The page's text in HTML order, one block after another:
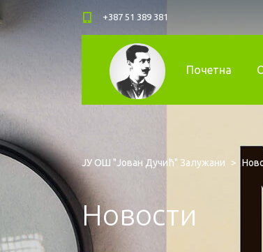
+387 51 389 381
Почетна
ЈУ ОШ "Јован Дучић" Залужани >
Новости